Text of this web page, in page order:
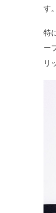
す。
特
ー
リ